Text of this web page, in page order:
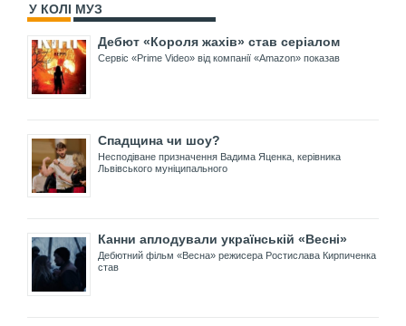
У КОЛІ МУЗ
Дебют «Короля жахів» став серіалом
Сервіс «Prime Video» від компанії «Amazon» показав
Спадщина чи шоу?
Несподіване призначення Вадима Яценка, керівника
Львівського муніципального
Канни аплодували українській «Весні»
Дебютний фільм «Весна» режисера Ростислава Кирпиченка
став